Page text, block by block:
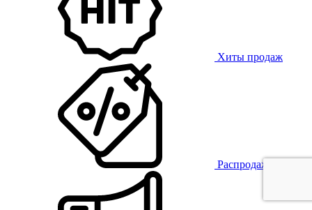
Хиты продаж
Распродажа